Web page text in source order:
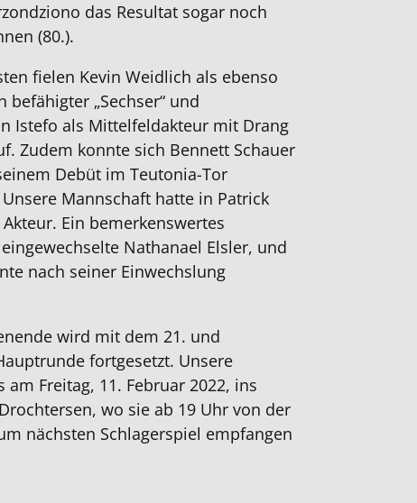
das Resultat sogar noch
(80.).
fielen Kevin Weidlich als ebenso
„Sechser“ und
Istefo als Mittelfeldakteur mit Drang
Zudem konnte sich Bennett Schauer
Debüt im Teutonia-Tor
Mannschaft hatte in Patrick
Ein bemerkenswertes
Nathanael Elsler, und
nach seiner Einwechslung
wird mit dem 21. und
fortgesetzt. Unsere
Freitag, 11. Februar 2022, ins
wo sie ab 19 Uhr von der
nächsten Schlagerspiel empfangen